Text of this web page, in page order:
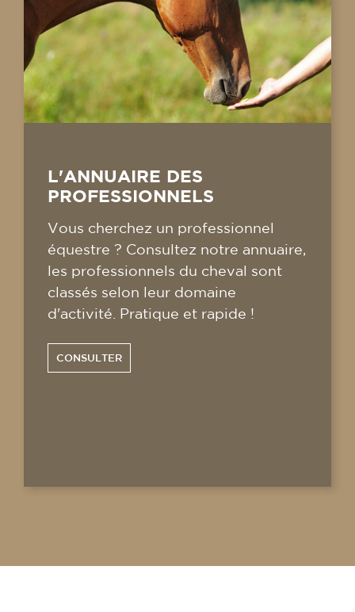
L'ANNUAIRE DES
PROFESSIONNELS
Vous cherchez un professionnel
équestre ? Consultez notre annuaire,
les professionnels du cheval sont
classés selon leur domaine
d'activité. Pratique et rapide !
CONSULTER